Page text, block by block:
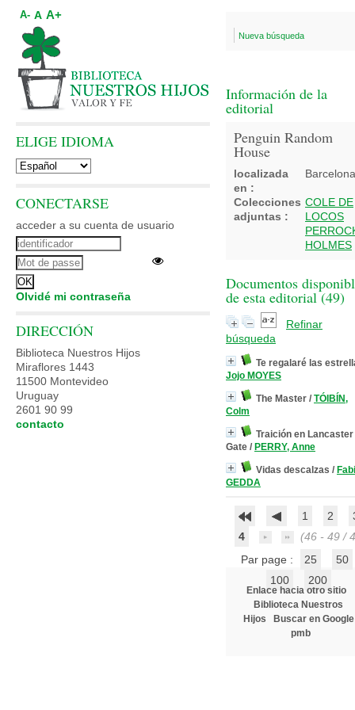
Nueva búsqueda
Información de la
editorial
Penguin Random
House
localizada
en :
Barcelona
Colecciones
adjuntas :
COLE DE
LOCOS
HOLMES
Documentos
de esta editorial (49)
Refinar
búsqueda
Te regalaré las
Jojo MOYES
The Master / TÓIBÍN,
Colm
Traición en Lancaster
Gate / PERRY, Anne
Vidas descalzas /
GEDDA
1 2
4
(46 - 49 /
Par page :
25
50
100
200
Enlace hacia otro sitio
Biblioteca Nuestros
Hijos
Buscar en Google
pmb
A- A A+
ELIGE IDIOMA
CONECTARSE
acceder a su cuenta de usuario
Olvidé mi contraseña
DIRECCIÓN
Biblioteca Nuestros Hijos
Miraflores 1443
11500 Montevideo
Uruguay
2601 90 99
contacto